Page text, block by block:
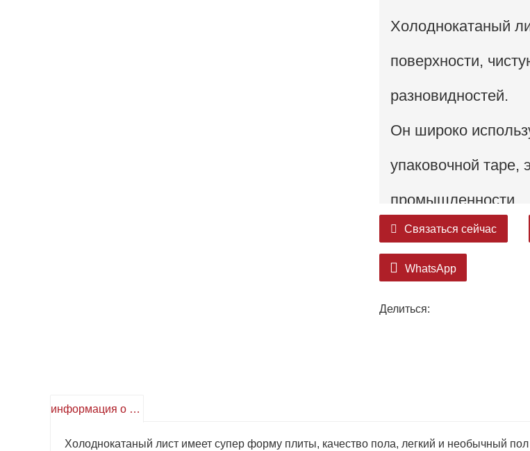
Холоднокатаный
поверхности,
разновидностей.
Он широко
упаковочной таре,
промышленности.
Связаться сейчас
WhatsApp
Делиться:
информация о продукте
Холоднокатаный лист имеет супер форму плиты, качество пола, легкий и необычный